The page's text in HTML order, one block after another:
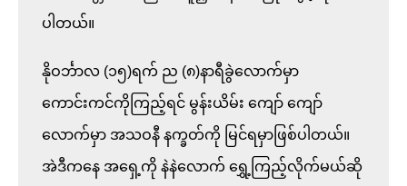
ပါတယ်။
နိုဝင်္ဘာလ (၁၅)ရက် ည (၈)နာရီခွဲလောက်မှာ
ကောင်းကင်ကိုကြည့်ရင် မွန်းယိမ်း ကျော် ကျော်
လောက်မှာ အသဝနီ နက္ခတ်ကို မြင်ရမှာဖြစ်ပါတယ်။
အဲဒီကနေ အရှေ့ကို နဲနဲလောက် ရွှေ့ကြည့်လိုက်မယ်ဆို